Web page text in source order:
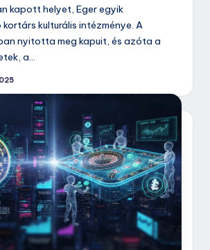
kapott helyet, Eger egyik
kulturális intézménye. A
nyitotta meg kapuit, és azóta a
a…